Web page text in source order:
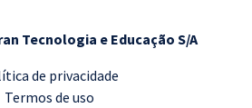
Tecnologia e Educação S/A
de privacidade
Termos de uso